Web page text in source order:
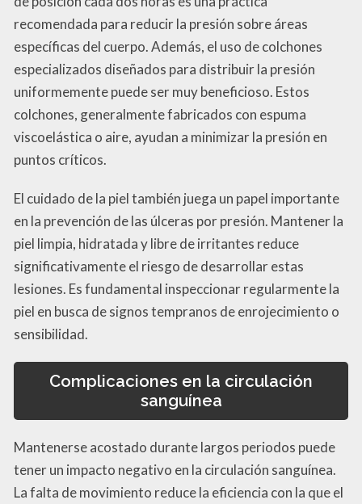
recomendada para reducir la presión sobre áreas
específicas del cuerpo. Además, el uso de colchones
especializados diseñados para distribuir la presión
uniformemente puede ser muy beneficioso. Estos
colchones, generalmente fabricados con espuma
viscoelástica o aire, ayudan a minimizar la presión en
puntos críticos.
El cuidado de la piel también juega un papel importante
en la prevención de las úlceras por presión. Mantener la
piel limpia, hidratada y libre de irritantes reduce
significativamente el riesgo de desarrollar estas
lesiones. Es fundamental inspeccionar regularmente la
piel en busca de signos tempranos de enrojecimiento o
sensibilidad.
Complicaciones en la circulación
sanguínea
Mantenerse acostado durante largos periodos puede
tener un impacto negativo en la circulación sanguínea.
La falta de movimiento reduce la eficiencia con la que el